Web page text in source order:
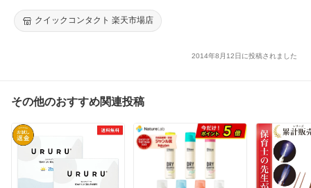
クイックコンタクト 楽天市場店
2014年8月12日に投稿されました
その他のおすすめ関連投稿